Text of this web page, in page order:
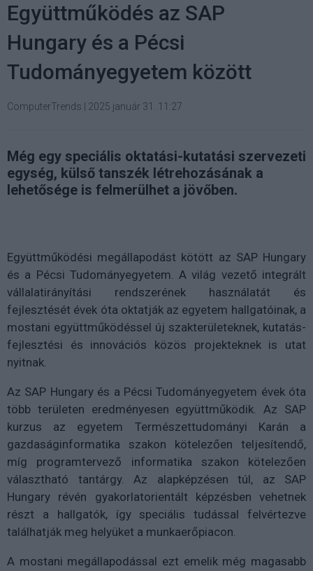
Együttműködés az SAP
Hungary és a Pécsi
Tudományegyetem között
ComputerTrends 2025 január 31. 11:27
Még egy speciális oktatási-kutatási szervezeti
egység, külső tanszék létrehozásának a
lehetősége is felmerülhet a jövőben.
Együttműködési megállapodást kötött az SAP Hungary
és a Pécsi Tudományegyetem. A világ vezető integrált
vállalatirányítási rendszerének használatát és
fejlesztését évek óta oktatják az egyetem hallgatóinak, a
mostani együttműködéssel új szakterületeknek, kutatás-
fejlesztési és innovációs közös projekteknek is utat
nyitnak.
Az SAP Hungary és a Pécsi Tudományegyetem évek óta
több területen eredményesen együttműködik. Az SAP
kurzus az egyetem Természettudományi Karán a
gazdaságinformatika szakon kötelezően teljesítendő,
míg programtervező informatika szakon kötelezően
választható tantárgy. Az alapképzésen túl, az SAP
Hungary révén gyakorlatorientált képzésben vehetnek
részt a hallgatók, így speciális tudással felvértezve
találhatják meg helyüket a munkaerőpiacon.
A mostani megállapodással ezt emelik még magasabb